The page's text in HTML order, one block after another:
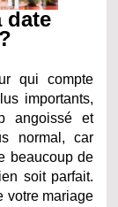
date
qui compte
importants,
angoissé et
normal, car
beaucoup de
soit parfait.
votre mariage